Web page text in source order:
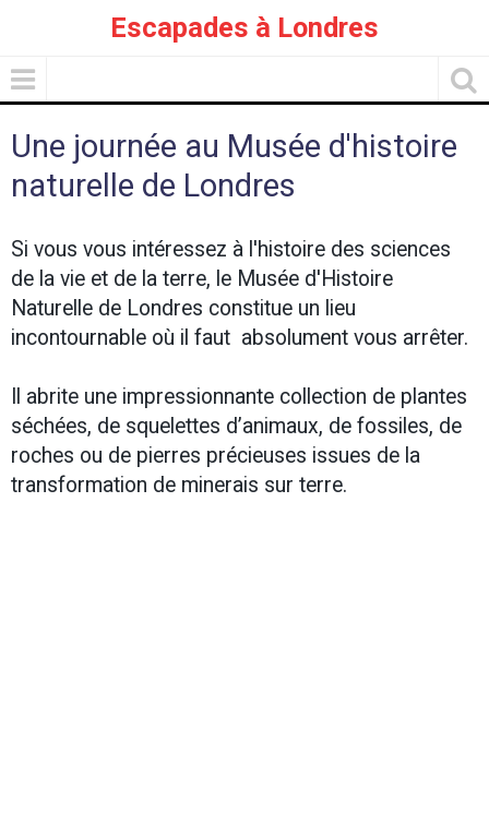
Escapades à Londres
Une journée au Musée d'histoire
naturelle de Londres
Si vous vous intéressez à l'histoire des sciences
de la vie et de la terre, le Musée d'Histoire
Naturelle de Londres constitue un lieu
incontournable où il faut absolument vous arrêter.
Il abrite une impressionnante collection de plantes
séchées, de squelettes d’animaux, de fossiles, de
roches ou de pierres précieuses issues de la
transformation de minerais sur terre.